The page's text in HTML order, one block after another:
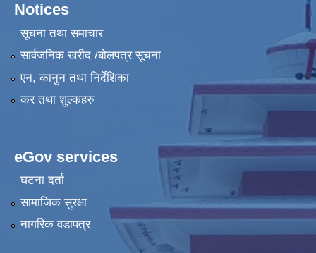
Notices
सूचना तथा समाचार
सार्वजनिक खरीद /बोलपत्र सूचना
एन, कानुन तथा निर्देशिका
कर तथा शुल्कहरु
eGov services
घटना दर्ता
सामाजिक सुरक्षा
नागरिक वडापत्र